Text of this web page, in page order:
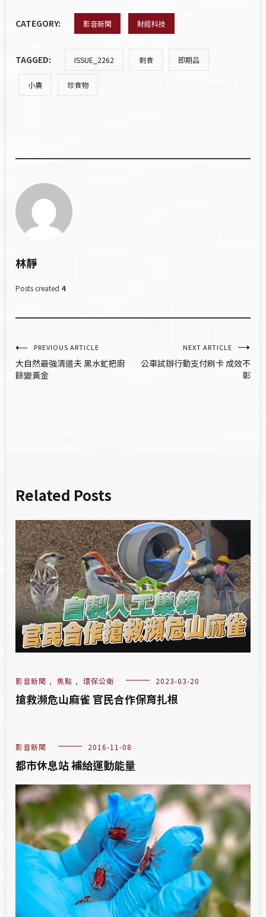
CATEGORY: 影音新聞 財經科技
TAGGED: ISSUE_2262 剩食 即期品
小農 珍食物
林靜
Posts created 4
文
章
PREVIOUS ARTICLE
大自然最強清道夫 黑水虻把廚
餘變黃金
NEXT ARTICLE
公車試辦行動支付刷卡 成效不
彰
Related Posts
影音新聞 , 焦點 , 環保公衛 2023-03-20
搶救瀕危山麻雀 官民合作保育扎根
影音新聞 2016-11-08
都市休息站 補給運動能量